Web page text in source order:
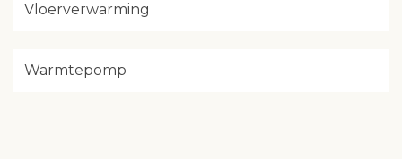
Vloerverwarming
Warmtepomp